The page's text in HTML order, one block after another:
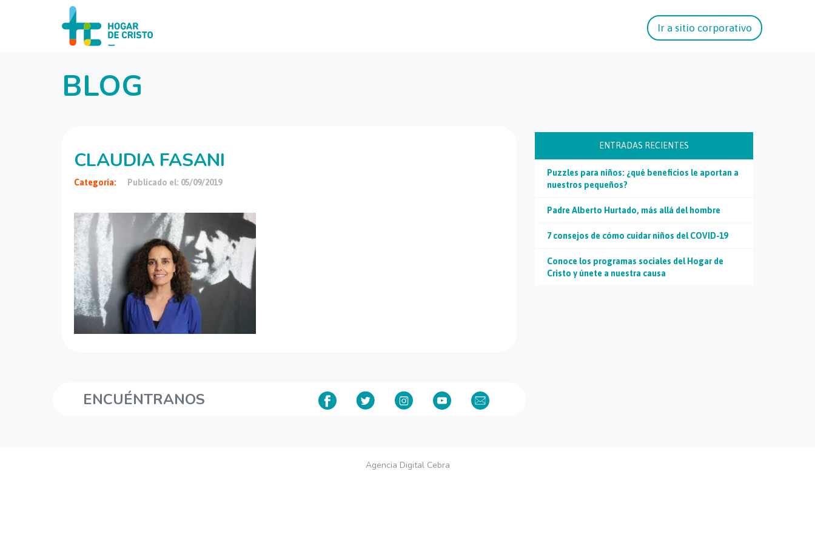
Ir a sitio corporativo
BLOG
CLAUDIA FASANI
Categoría: Publicado el: 05/09/2019
ENTRADAS RECIENTES
Puzzles para niños: ¿qué beneficios le aportan a
nuestros pequeños?
Padre Alberto Hurtado, más allá del hombre
7 consejos de cómo cuidar niños del COVID-19
Conoce los programas sociales del Hogar de
Cristo y únete a nuestra causa
ENCUÉNTRANOS
Agencia Digital Cebra